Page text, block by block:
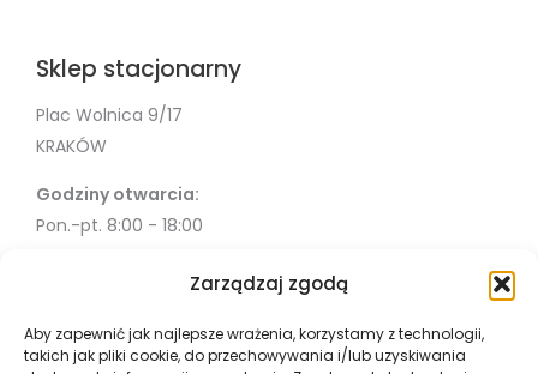
Zarządzaj zgodą
Aby zapewnić jak najlepsze wrażenia, korzystamy z technologii,
takich jak pliki cookie, do przechowywania i/lub uzyskiwania
Sklep stacjonarny
Plac Wolnica 9/17
KRAKÓW
Godziny otwarcia:
Pon.-pt. 8:00 - 18:00
Misja